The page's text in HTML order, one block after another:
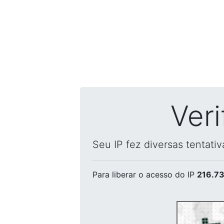
Seu IP fez diversas
Para liberar o acesso do IP